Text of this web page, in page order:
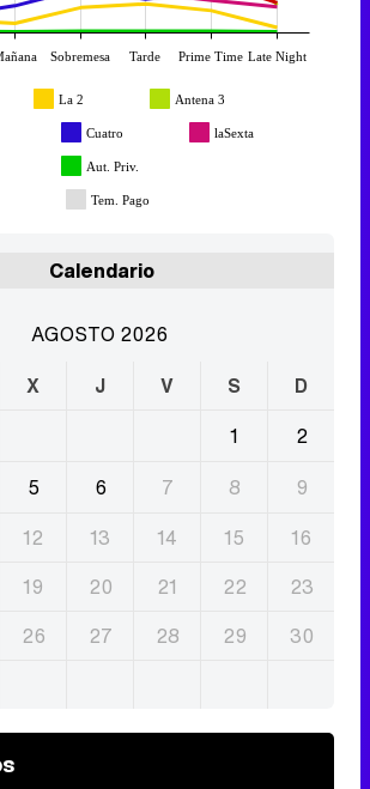
Sobremesa Tarde Prime Time Late Night
La 2 Antena 3
Cuatro laSexta
Aut. Priv.
Tem. Pago
Calendario
AGOSTO 2026
X J V S
D
1
2
5 6 7 8
9
12 13 14 15
16
19 20 21 22
23
26 27 28 29
30